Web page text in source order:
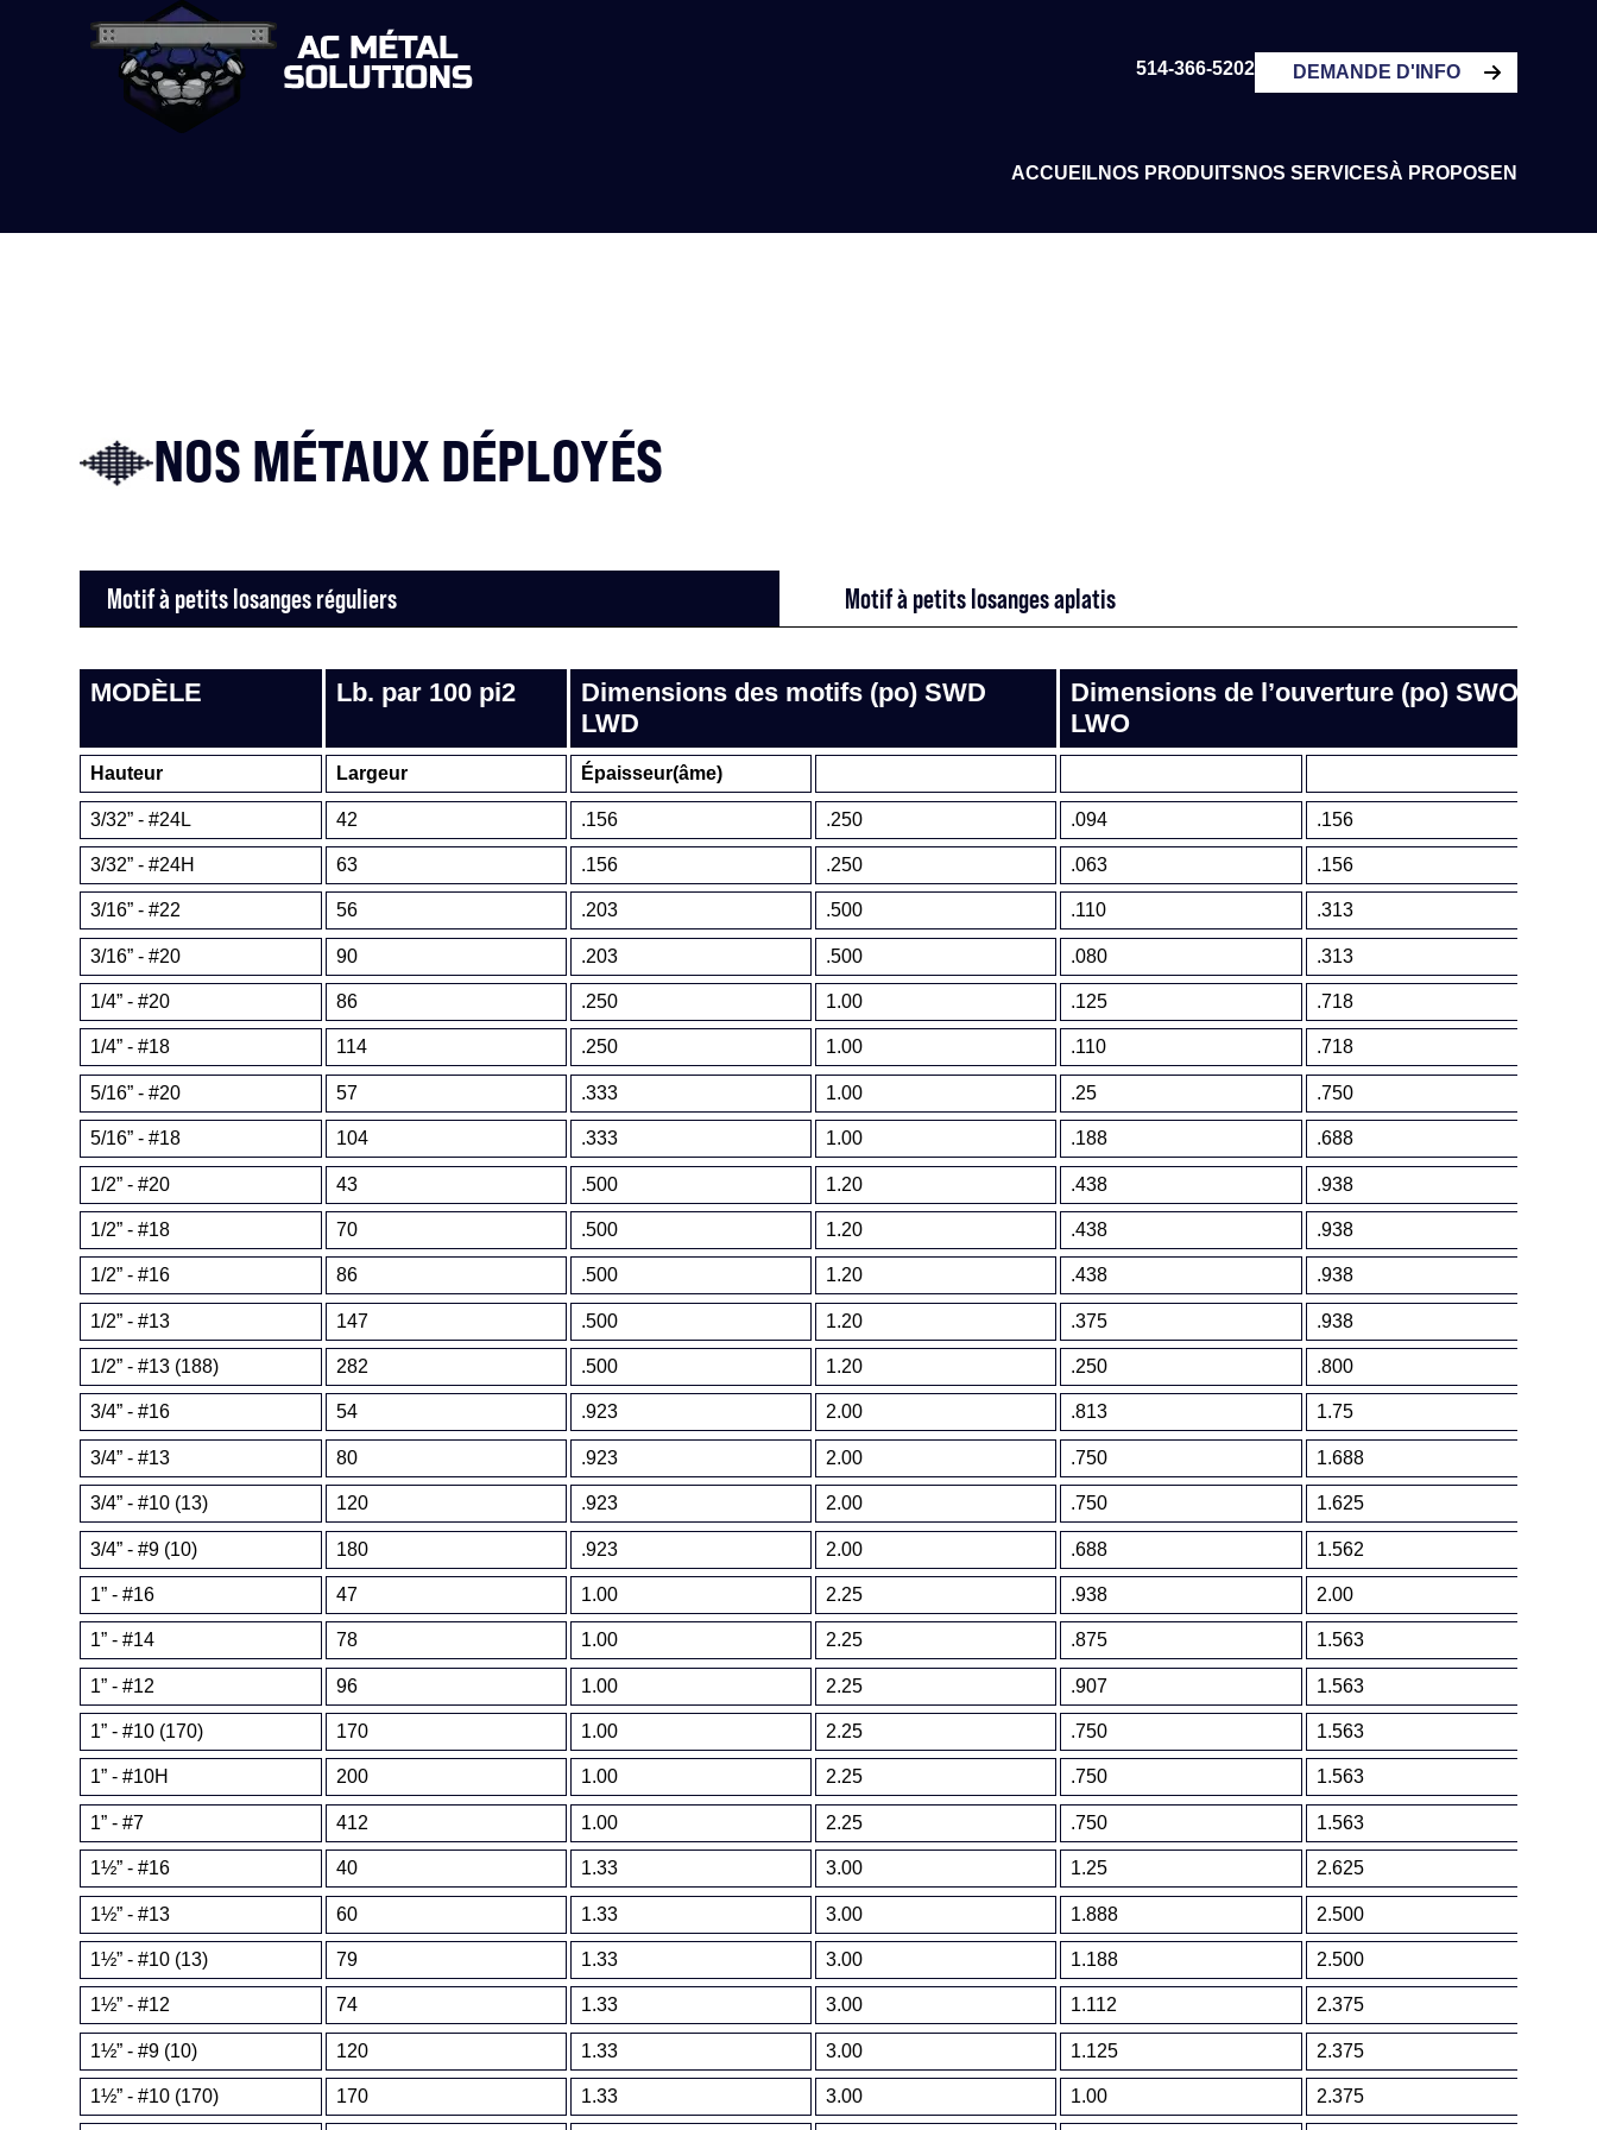
ACCUEILNOS PRODUITS NOS SERVICESÀ PROPOS EN
514-366-5202 DEMANDE D'INFO
NOS MÉTAUX DÉPLOYÉS
Motif à petits losanges réguliers Motif à petits losanges aplatis
MODÈLE Lb. par 100 pi2
Dimensions des motifs (po) SWD
LWD
Dimensions de l’ouverture (po) SWO
LWO
Hauteur Largeur Épaisseur(âme)
3/32” - #24L 42 .156 .250 .094 .156
3/32” - #24H 63 .156 .250 .063 .156
3/16” - #22 56 .203 .500 .110 .313
3/16” - #20 90 .203 .500 .080 .313
1/4” - #20 86 .250 1.00 .125 .718
1/4” - #18 114 .250 1.00 .110 .718
5/16” - #20 57 .333 1.00 .25 .750
5/16” - #18 104 .333 1.00 .188 .688
1/2” - #20 43 .500 1.20 .438 .938
1/2” - #18 70 .500 1.20 .438 .938
1/2” - #16 86 .500 1.20 .438 .938
1/2” - #13 147 .500 1.20 .375 .938
1/2” - #13 (188) 282 .500 1.20 .250 .800
3/4” - #16 54 .923 2.00 .813 1.75
3/4” - #13 80 .923 2.00 .750 1.688
3/4” - #10 (13) 120 .923 2.00 .750 1.625
3/4” - #9 (10) 180 .923 2.00 .688 1.562
1” - #16 47 1.00 2.25 .938 2.00
1” - #14 78 1.00 2.25 .875 1.563
1” - #12 96 1.00 2.25 .907 1.563
1” - #10 (170) 170 1.00 2.25 .750 1.563
1” - #10H 200 1.00 2.25 .750 1.563
1” - #7 412 1.00 2.25 .750 1.563
1½” - #16 40 1.33 3.00 1.25 2.625
1½” - #13 60 1.33 3.00 1.888 2.500
1½” - #10 (13) 79 1.33 3.00 1.188 2.500
1½” - #12 74 1.33 3.00 1.112 2.375
1½” - #9 (10) 120 1.33 3.00 1.125 2.375
1½” - #10 (170) 170 1.33 3.00 1.00 2.375